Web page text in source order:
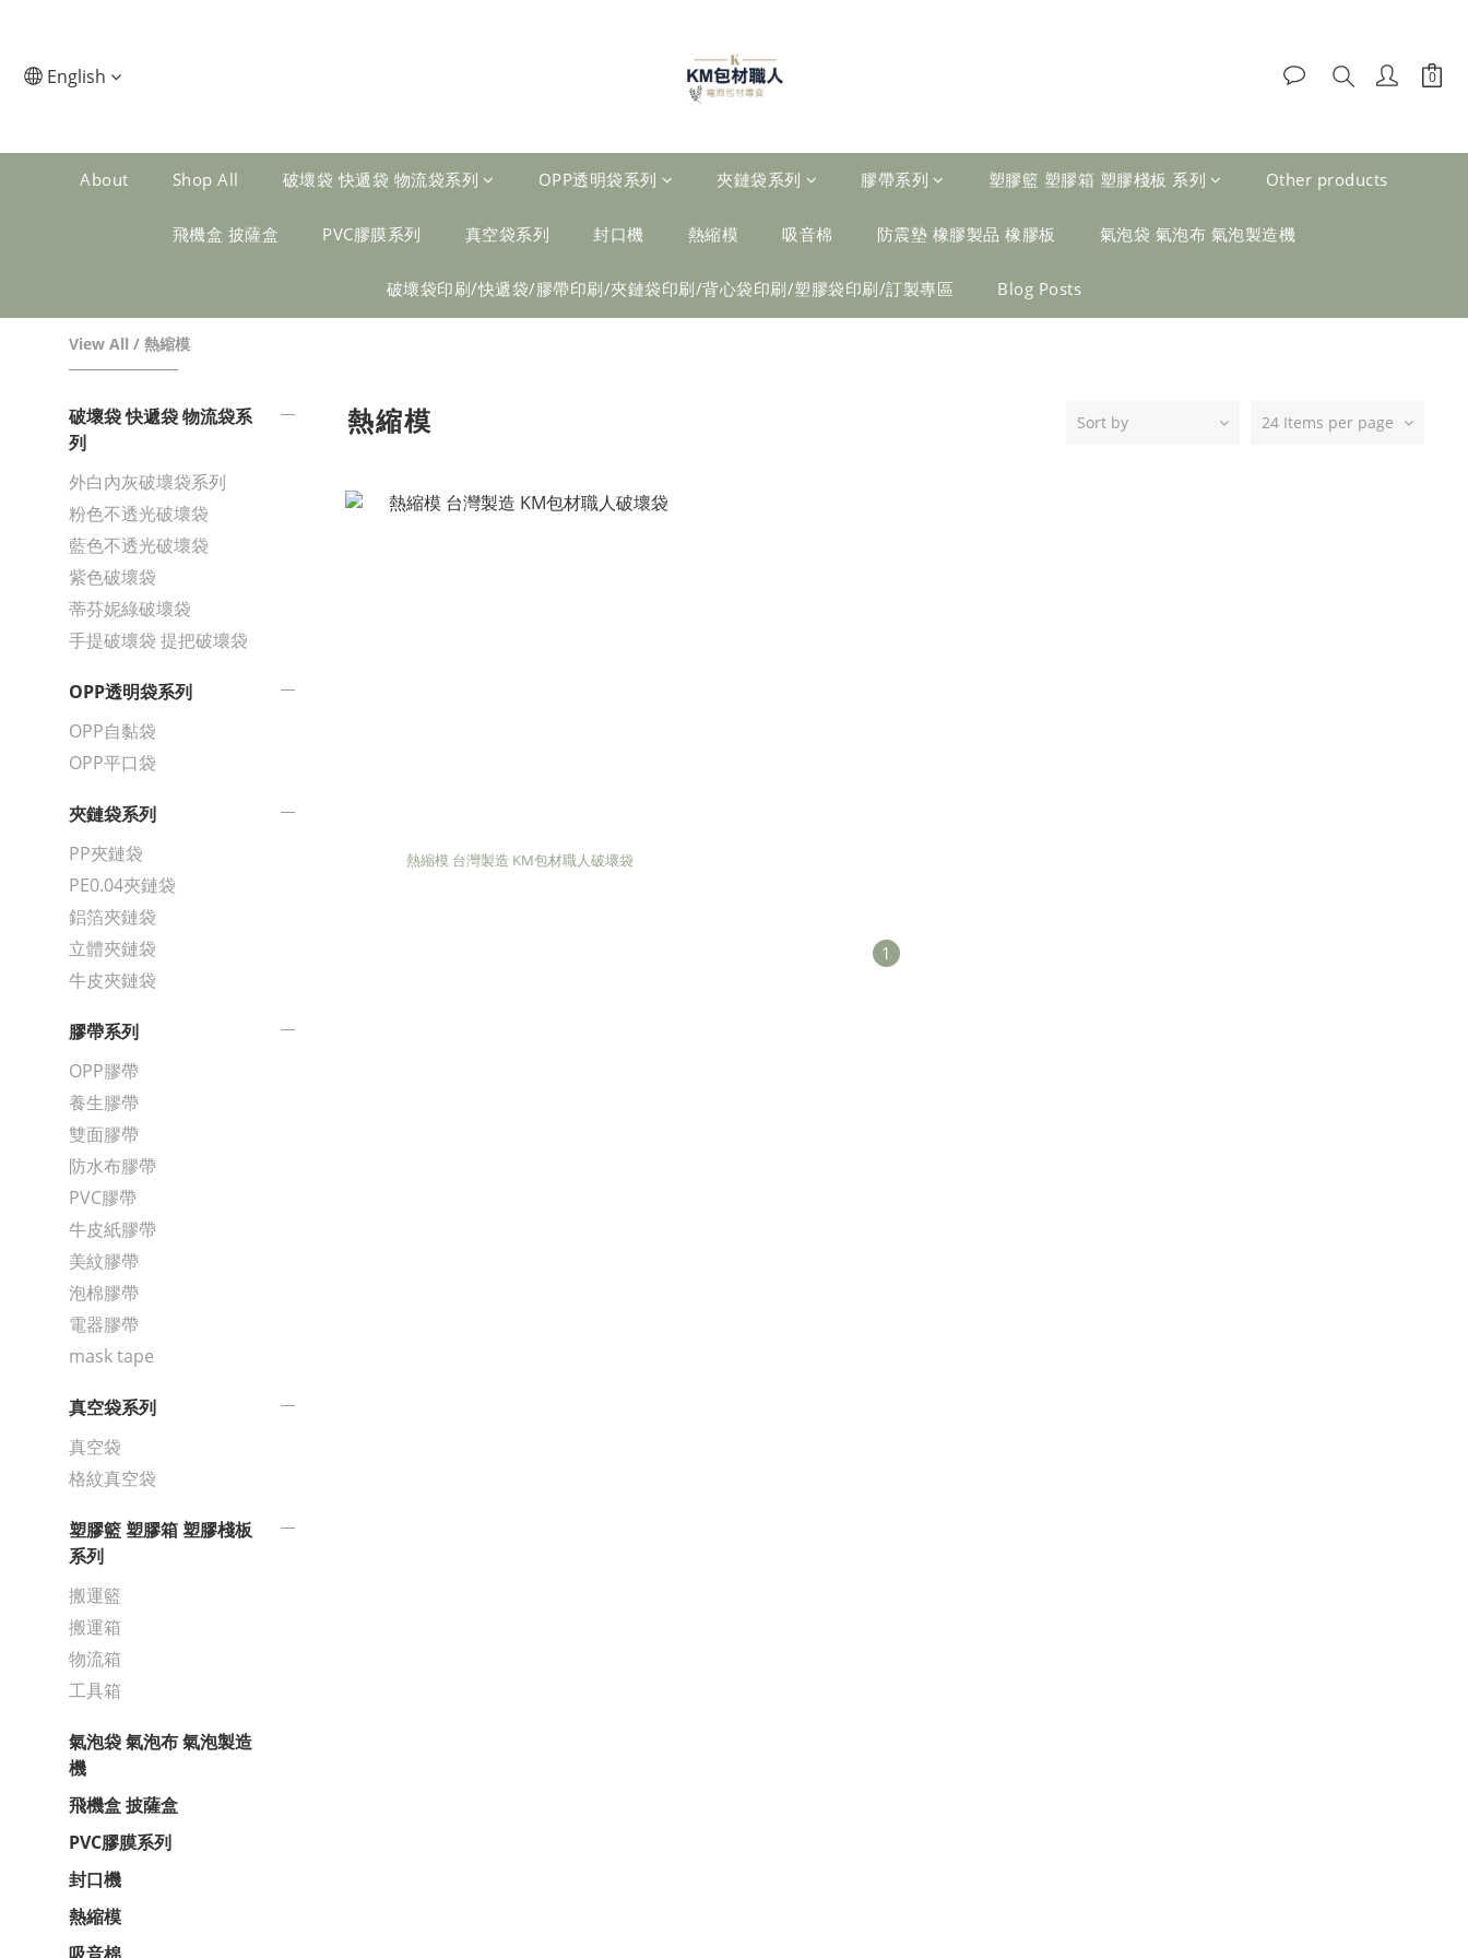
English
About Shop All 破壞袋 快遞袋 物流袋系列 OPP透明袋系列 夾鏈袋系列 膠帶系列 塑膠籃 塑膠箱 塑膠棧板 系列 Other products
飛機盒 披薩盒 PVC膠膜系列 真空袋系列 封口機 熱縮模 吸音棉 防震墊 橡膠製品 橡膠板 氣泡袋 氣泡布 氣泡製造機
破壞袋印刷/快遞袋/膠帶印刷/夾鏈袋印刷/背心袋印刷/塑膠袋印刷/訂製專區 Blog Posts
View All / 熱縮模
破壞袋 快遞袋 物流袋系
列
外白內灰破壞袋系列
粉色不透光破壞袋
藍色不透光破壞袋
紫色破壞袋
蒂芬妮綠破壞袋
手提破壞袋 提把破壞袋
OPP透明袋系列
OPP自黏袋
OPP平口袋
夾鏈袋系列
PP夾鏈袋
PE0.04夾鏈袋
鋁箔夾鏈袋
立體夾鏈袋
牛皮夾鏈袋
膠帶系列
OPP膠帶
養生膠帶
雙面膠帶
防水布膠帶
PVC膠帶
牛皮紙膠帶
美紋膠帶
泡棉膠帶
電器膠帶
mask tape
真空袋系列
真空袋
格紋真空袋
塑膠籃 塑膠箱 塑膠棧板
系列
搬運籃
搬運箱
物流箱
工具箱
氣泡袋 氣泡布 氣泡製造
機
飛機盒 披薩盒
PVC膠膜系列
封口機
熱縮模
熱縮模 Sort by 24 Items per page
熱縮模 台灣製造 KM包材職人破壞袋
1